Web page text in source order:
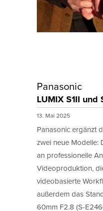
Panasonic
LUMIX S1II und
13. Mai 2025
Panasonic ergänzt
zwei neue Modelle:
an professionelle
Videoproduktion,
videobasierte
außerdem das
60mm F2.8 (S-